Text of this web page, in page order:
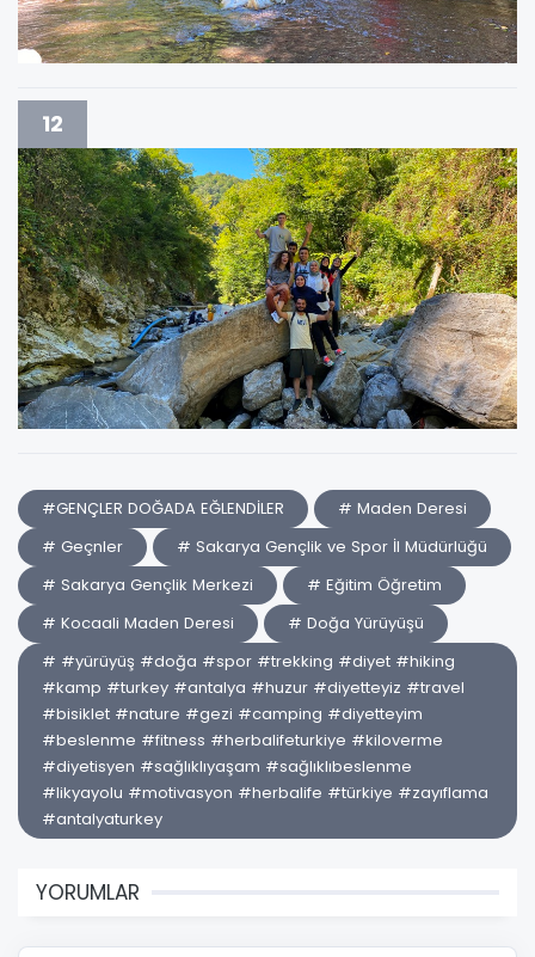
12
#GENÇLER DOĞADA EĞLENDİLER
# Maden Deresi
# Geçnler
# Sakarya Gençlik ve Spor İl Müdürlüğü
# Sakarya Gençlik Merkezi
# Eğitim Öğretim
# Kocaali Maden Deresi
# Doğa Yürüyüşü
# #yürüyüş #doğa #spor #trekking #diyet #hiking
#kamp #turkey #antalya #huzur #diyetteyiz #travel
#bisiklet #nature #gezi #camping #diyetteyim
#beslenme #fitness #herbalifeturkiye #kiloverme
#diyetisyen #sağlıklıyaşam #sağlıklıbeslenme
#likyayolu #motivasyon #herbalife #türkiye #zayıflama
#antalyaturkey
YORUMLAR